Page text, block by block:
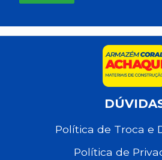
Política de Troca e
Política de